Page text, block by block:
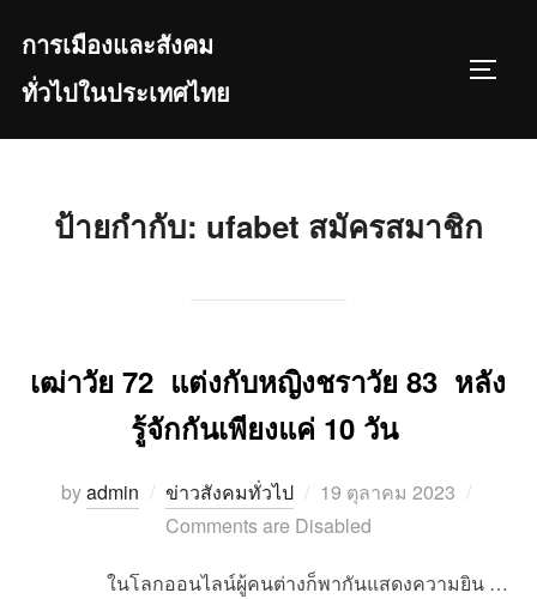
content
การเมืองและสังคม
ทั่วไปในประเทศไทย
ป้ายกำกับ: ufabet สมัครสมาชิก
เฒ่าวัย 72 แต่งกับหญิงชราวัย 83 หลัง
รู้จักกันเพียงแค่ 10 วัน
byadmin ข่าวสังคมทั่วไป
Posted
on
19 ตุลาคม 2023
Comments are Disabled
ในโลกออนไลน์ผู้คนต่างก็พากันแสดงความยิน …